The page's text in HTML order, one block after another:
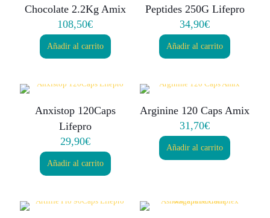
Chocolate 2.2Kg Amix
108,50€
Añadir al carrito
Peptides 250G Lifepro
34,90€
Añadir al carrito
Anxistop 120Caps
Lifepro
29,90€
Añadir al carrito
Arginine 120 Caps Amix
31,70€
Añadir al carrito